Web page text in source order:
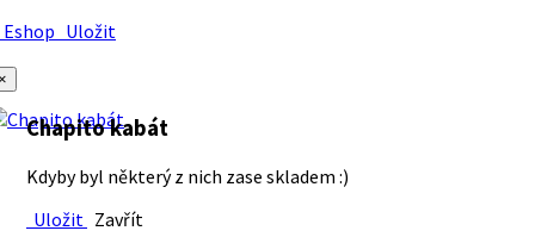
Uložit
Chapito kabát
Kdyby byl některý z nich zase skladem :)
Uložit Zavřít